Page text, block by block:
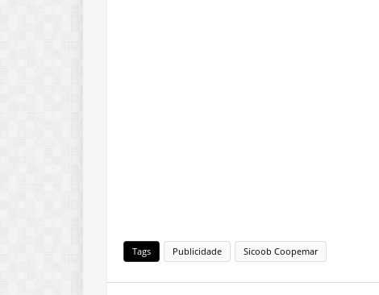
Tags Publicidade Sicoob Coopemar